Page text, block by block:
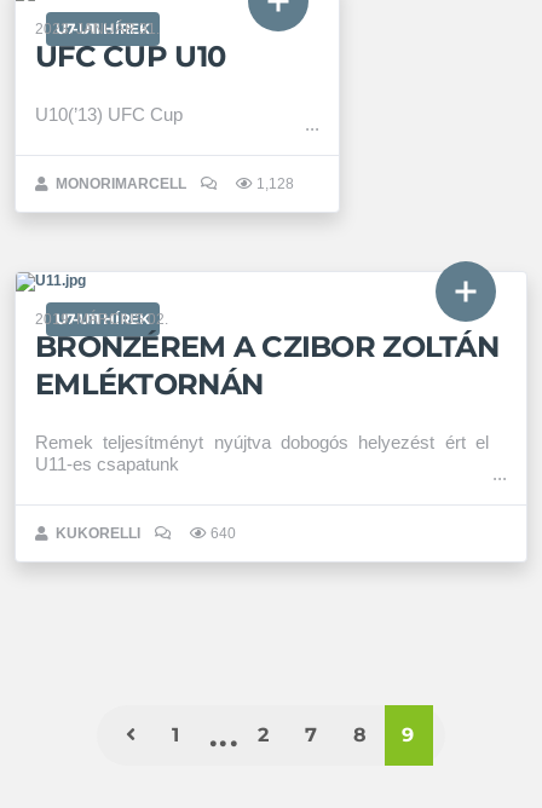
U7-U11 HÍREK
2023. JANUÁR 31.
UFC CUP U10
U10(’13) UFC Cup
MONORIMARCELL 1,128
U7-U11 HÍREK
2019. MÁRCIUS 02.
BRONZÉREM A CZIBOR ZOLTÁN
EMLÉKTORNÁN
Remek teljesítményt nyújtva dobogós helyezést ért el
U11-es csapatunk
KUKORELLI 640
1 2 7 8 9